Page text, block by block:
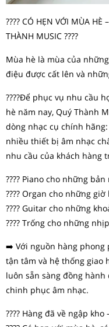
???? CÓ HẸN VỚI MÙA HÈ
THÀNH MUSIC ????
Mùa hè là mùa của
điệu được cất lên và
????Để phục vụ nhu cầu
hè năm nay, Quý Thành
dòng nhạc cụ chính
nhiều thiết bị âm nhạc
nhu cầu của khách hàng
???? Piano cho những
???? Organ cho những
???? Guitar cho những
???? Trống cho những
➡️ Với nguồn hàng phong
tận tâm và hệ thống giao
luôn sẵn sàng đồng
chinh phục âm nhạc.
???? Hàng đã về ngập